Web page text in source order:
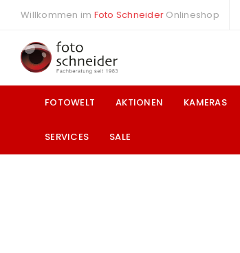
Willkommen im Foto Schneider Onlineshop
FOTOWELT AKTIONEN KAMERAS
SERVICES SALE